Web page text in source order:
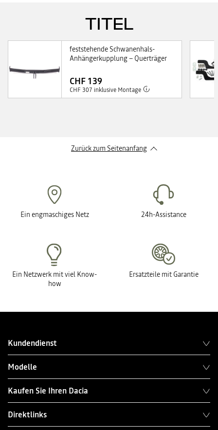
TITEL
feststehende Schwanenhals-
Anhängerkupplung – Querträger
CHF 139
CHF 307 inklusive Montage
Zurück zum Seitenanfang
Ein engmaschiges Netz 24h-Assistance
Ein Netzwerk mit viel Know-
how
Ersatzteile mit Garantie
Kundendienst
Modelle
Kaufen Sie Ihren Dacia
Direktlinks